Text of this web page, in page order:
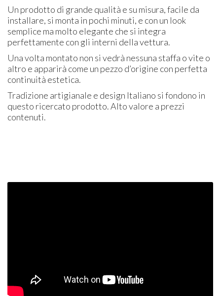
Un prodotto di grande qualità e su misura, facile da
installare, si monta in pochi minuti, e con un look
semplice ma molto elegante che si integra
perfettamente con gli interni della vettura.
Una volta montato non si vedrà nessuna staffa o vite o
altro e apparirà come un pezzo d’origine con perfetta
continuità estetica.
Tradizione artigianale e design Italiano si fondono in
questo ricercato prodotto. Alto valore a prezzi
contenuti.